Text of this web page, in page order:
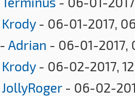
Krody- 06-01-2017,
- Adrian - 06-01-2017,
Krody- 06-02-2017,
JollyRoger- 06-02-